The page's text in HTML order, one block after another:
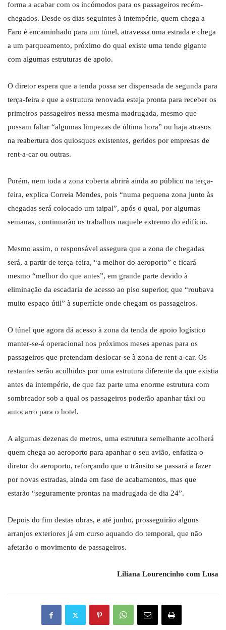
forma a acabar com os incómodos para os passageiros recém-
chegados. Desde os dias seguintes à intempérie, quem chega a
Faro é encaminhado para um túnel, atravessa uma estrada e chega
a um parqueamento, próximo do qual existe uma tende gigante
com algumas estruturas de apoio.
O diretor espera que a tenda possa ser dispensada de segunda para
terça-feira e que a estrutura renovada esteja pronta para receber os
primeiros passageiros nessa mesma madrugada, mesmo que
possam faltar “algumas limpezas de última hora” ou haja atrasos
na reabertura dos quiosques existentes, geridos por empresas de
rent-a-car ou outras.
Porém, nem toda a zona coberta abrirá ainda ao público na terça-
feira, explica Correia Mendes, pois “numa pequena zona junto às
chegadas será colocado um taipal”, após o qual, por algumas
semanas, continuarão os trabalhos naquele extremo do edifício.
Mesmo assim, o responsável assegura que a zona de chegadas
será, a partir de terça-feira, “a melhor do aeroporto” e ficará
mesmo “melhor do que antes”, em grande parte devido à
eliminação da escadaria de acesso ao piso superior, que “roubava
muito espaço útil” à superfície onde chegam os passageiros.
O túnel que agora dá acesso à zona da tenda de apoio logístico
manter-se-á operacional nos próximos meses apenas para os
passageiros que pretendam deslocar-se à zona de rent-a-car. Os
restantes serão acolhidos por uma estrutura diferente da que existia
antes da intempérie, de que faz parte uma enorme estrutura com
sombreador sob a qual os passageiros poderão apanhar táxi ou
autocarro para o hotel.
A algumas dezenas de metros, uma estrutura semelhante acolherá
quem chega ao aeroporto para apanhar o seu avião, enfatiza o
diretor do aeroporto, reforçando que o trânsito se passará a fazer
por novas estradas, ainda em fase de acabamentos, mas que
estarão “seguramente prontas na madrugada de dia 24”.
Depois do fim destas obras, e até junho, prosseguirão alguns
arranjos exteriores já em curso aquando do temporal, que não
afetarão o movimento de passageiros.
Liliana Lourencinho com Lusa